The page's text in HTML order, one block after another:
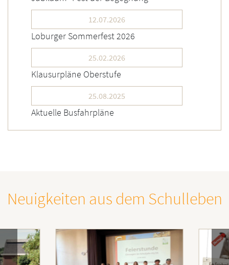
12.07.2026
Loburger Sommerfest 2026
25.02.2026
Klausurpläne Oberstufe
25.08.2025
Aktuelle Busfahrpläne
Neuigkeiten aus dem Schulleben